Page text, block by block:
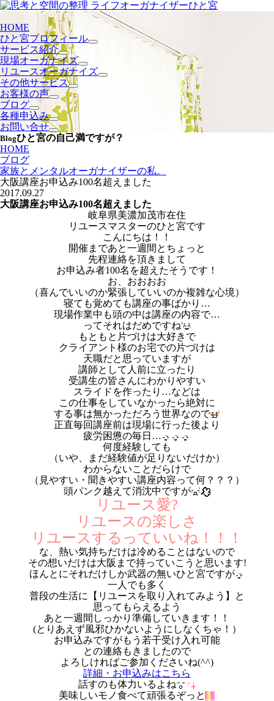
HOME
ひと宮プロフィール
サービス紹介
現場オーガナイズ
リユースオーガナイズ
その他サービス
お客様の声
ブログ
各種申込み
お問い合せ
Blogひと宮の自己満ですが？
HOME
ブログ
家族とメンタルオーガナイザーの私。
大阪講座お申込み100名超えました
2017.09.27
大阪講座お申込み100名超えました
岐阜県美濃加茂市在住
リユースマスターのひと宮です
こんにちは！！
開催まであと一週間とちょっと
先程連絡を頂きまして
お申込み者100名を超えたそうです！
お、おおおお
（喜んでいいのか緊張していいのか複雑な心境）
寝ても覚めても講座の事ばかり…
現場作業中も頭の中は講座の内容で…
ってそれはだめですね
もともと片づけは大好きで
クライアント様のお宅での片づけは
天職だと思っていますが
講師として人前に立ったり
受講生の皆さんにわかりやすい
スライドを作ったり…などは
この仕事をしていなかったら絶対に
する事は無かっただろう世界なので
正直毎回講座前は現場に行った後より
疲労困憊の毎日…
何度経験しても
（いや、まだ経験値が足りないだけか）
わからないことだらけで
（見やすい・聞きやすい講座内容って何？？？）
頭パンク越えて消沈中ですが
リユース愛?
リユースの楽しさ
リユースするっていいね！！！
な、熱い気持ちだけは冷めることはないので
その想いだけは大阪まで持っていこうと思います!
ほんとにそれだけしか武器の無いひと宮ですが
一人でも多く
普段の生活に【リユースを取り入れてみよう】と
思ってもらえるよう
あと一週間しっかり準備していきます！！
(とりあえず風邪ひかないようにしなくちゃ！）
お申込みですがもう若干受け入れ可能
との連絡もきましたので
よろしければご参加くださいね(^^)
詳細・お申込みはこちら
話すのも体力いるよね
美味しいモノ食べて頑張るぞっと